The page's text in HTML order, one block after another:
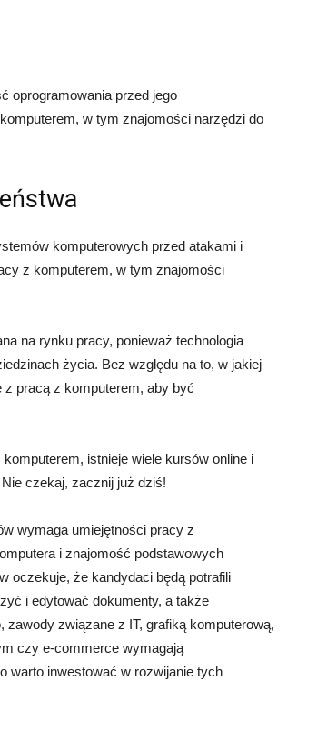
oprogramowania przed jego
w tym znajomości narzędzi do
komputerowych przed atakami i
z komputerem, w tym znajomości
na rynku pracy, ponieważ technologia
życia. Bez względu na to, w jakiej
pracą z komputerem, aby być
istnieje wiele kursów online i
czekaj, zacznij już dziś!
wymaga umiejętności pracy z
i znajomość podstawowych
oczekuje, że kandydaci będą potrafili
i edytować dokumenty, a także
związane z IT, grafiką komputerową,
czy e-commerce wymagają
warto inwestować w rozwijanie tych